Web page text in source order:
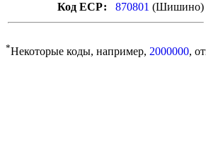
Код ЕСР:
870801 (Шишино)
*Некоторые коды, например, 2000000,